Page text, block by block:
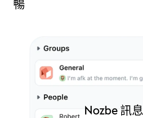
暢
Nozbe 訊息